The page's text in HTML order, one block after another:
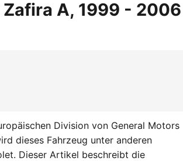
A, 1999 - 2006
Division von General Motors
dieses Fahrzeug unter anderen
Dieser Artikel beschreibt die